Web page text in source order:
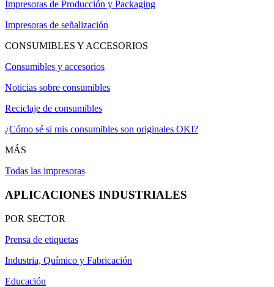
Impresoras de Producción y Packaging
Impresoras de señalización
CONSUMIBLES Y ACCESORIOS
Consumibles y accesorios
Noticias sobre consumibles
Reciclaje de consumibles
¿Cómo sé si mis consumibles son originales OKI?
MÁS
Todas las impresoras
APLICACIONES INDUSTRIALES
POR SECTOR
Prensa de etiquetas
Industria, Químico y Fabricación
Educación